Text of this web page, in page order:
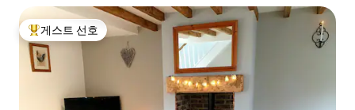
상위 게스트 선호
게스트 선호